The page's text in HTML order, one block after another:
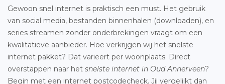
Gewoon snel internet is praktisch een must. Het gebruik
van social media, bestanden binnenhalen (downloaden), en
series streamen zonder onderbrekingen vraagt om een
kwalitatieve aanbieder. Hoe verkrijgen wij het snelste
internet pakket? Dat varieert per woonplaats. Direct
overstappen naar het snelste internet in Oud Annerveen?
Begin met een internet postcodecheck. Jij vergelijkt dan